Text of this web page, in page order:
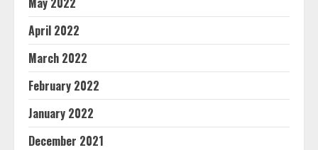
April 2022
March 2022
February 2022
January 2022
December 2021